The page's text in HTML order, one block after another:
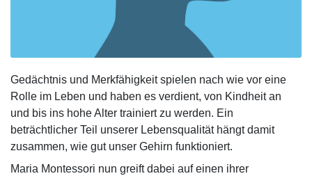
Gedächtnis und Merkfähigkeit spielen nach wie vor eine
Rolle im Leben und haben es verdient, von Kindheit an
und bis ins hohe Alter trainiert zu werden. Ein
beträchtlicher Teil unserer Lebensqualität hängt damit
zusammen, wie gut unser Gehirn funktioniert.
Maria Montessori nun greift dabei auf einen ihrer